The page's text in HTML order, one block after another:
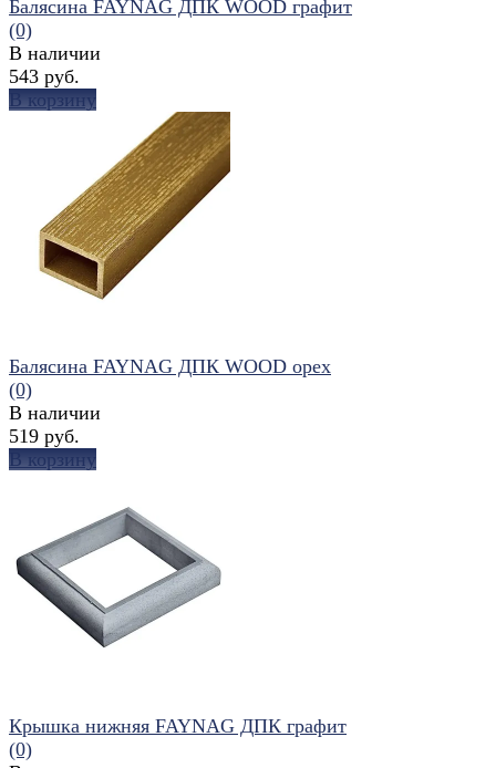
избранное сравнить
Балясина FAYNAG ДПК WOOD графит
(0)
В наличии
543 руб.
В корзину
избранное
Балясина FAYNAG ДПК WOOD орех
(0)
В наличии
519 руб.
В корзину
Крышка нижняя FAYNAG ДПК графит
(0)